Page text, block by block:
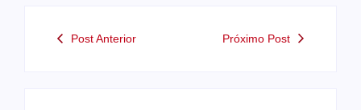
Post Anterior Próximo Post